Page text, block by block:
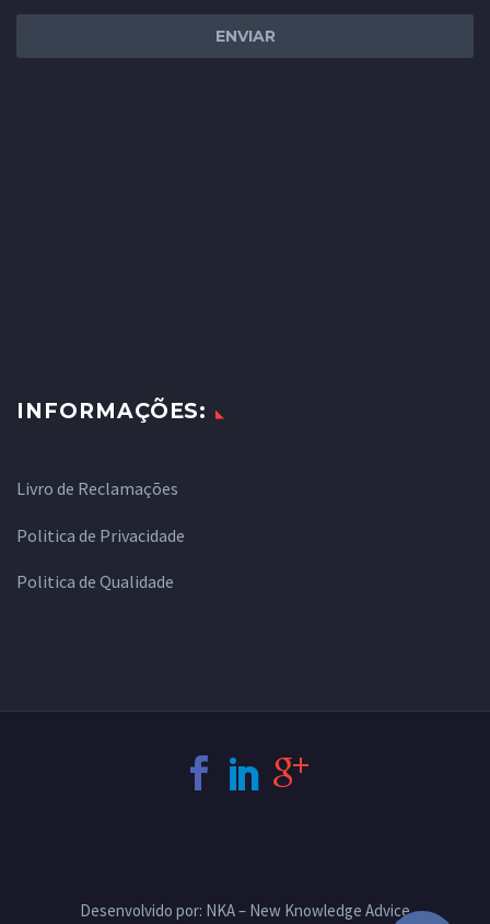
INFORMAÇÕES:
Livro de Reclamações
Politica de Privacidade
Politica de Qualidade
Desenvolvido por: NKA – New Knowledge Advice